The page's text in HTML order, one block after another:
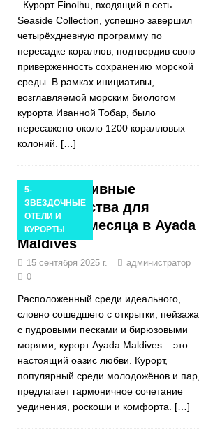
ЗВЕЗДОЧНЫЕ
ОТЕЛИ И
КУРОРТЫ
Курорт Finolhu, входящий в сеть
Seaside Collection, успешно завершил
четырёхдневную программу по
пересадке кораллов, подтвердив свою
приверженность сохранению морской
среды. В рамках инициативы,
возглавляемой морским биологом
курорта Иванной Тобар, было
пересажено около 1200 коралловых
колоний. […]
5-
ЗВЕЗДОЧНЫЕ
ОТЕЛИ И
КУРОРТЫ
Эксклюзивные
преимущества для
медового месяца в Ayada
Maldives
15 сентября 2025 г.
администратор
0
Расположенный среди идеального,
словно сошедшего с открытки, пейзажа
с пудровыми песками и бирюзовыми
морями, курорт Ayada Maldives – это
настоящий оазис любви. Курорт,
популярный среди молодожёнов и пар,
предлагает гармоничное сочетание
уединения, роскоши и комфорта. […]